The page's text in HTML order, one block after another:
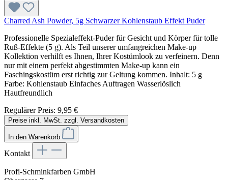
Charred Ash Powder, 5g Schwarzer Kohlenstaub Effekt Puder
Professionelle Spezialeffekt-Puder für Gesicht und Körper für tolle
Ruß-Effekte (5 g). Als Teil unserer umfangreichen Make-up
Kollektion verhilft es Ihnen, Ihrer Kostümlook zu verfeinern. Denn
nur mit einem perfekt abgestimmten Make-up kann ein
Faschingskostüm erst richtig zur Geltung kommen. Inhalt: 5 g
Farbe: Kohlenstaub Einfaches Auftragen Wasserlöslich
Hautfreundlich
Regulärer Preis: 9,95 €
Preise inkl. MwSt. zzgl. Versandkosten
In den Warenkorb
Kontakt
Profi-Schminkfarben GmbH